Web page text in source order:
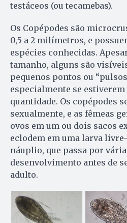
testáceos (ou tecamebas).
Os Copépodes são
0,5 a 2 milímetros, e
espécies conhecidas.
tamanho, alguns são
pequenos pontos ou
especialmente se estiverem
quantidade. Os copépodes
sexualmente, e as fêmeas
ovos em um ou dois sacos
eclodem em uma larva
náuplio, que passa por
desenvolvimento antes de
adulto.